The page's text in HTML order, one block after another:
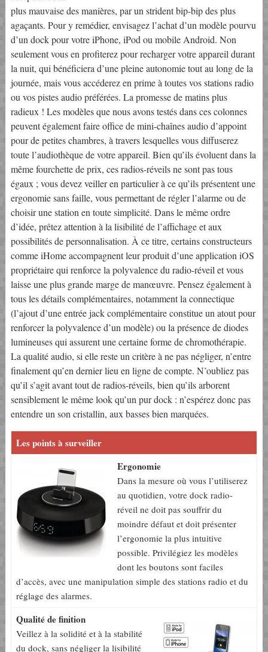
plus mauvaise des manières, par un strident bip-bip des plus
agaçants. Pour y remédier, envisagez l’achat d’un modèle pourvu
d’un dock pour votre iPhone, iPod ou mobile Android. Non
seulement vous en profiterez pour recharger votre appareil durant
la nuit, qui bénéficiera d’une pleine autonomie tout au long de la
journée, mais vous accéderez en prime à toutes vos stations radio
ou vos pistes audio préférées. La promesse de matins plus
radieux ! Les modèles que nous avons testés dans ces colonnes
peuvent également faire office de mini-chaînes audio d’appoint
pour de petites chambres, à travers lesquelles vous diffuserez
toute l’audiothèque de votre appareil. Bien qu’ils évoluent dans la
même fourchette de prix, ces radios-réveils ne sont pas tous
égaux ; vous devez veiller en particulier à ce qu’ils présentent une
ergonomie sans faille, vous permettant de régler l’alarme ou de
choisir une station en toute simplicité. Dans le même ordre
d’idée, prêtez attention à la lisibilité de l’affichage et aux
possibilités de personnalisation. À ce titre, certains constructeurs
comme iHome accompagnent leur produit d’une application iOS
propriétaire qui renforce la polyvalence du radio-réveil et vous
laisse une plus grande marge de manœuvre. Pensez également à
tous les détails complémentaires, notamment la connectique
(l’ajout d’une entrée jack complémentaire constitue un atout pour
renforcer la polyvalence d’un modèle) ou la présence de diodes
lumineuses qui assurent une certaine forme de chromothérapie.
La qualité audio, si elle reste un critère à ne pas négliger, n’entre
finalement qu’en dernier lieu en ligne de compte. N’oubliez pas
qu’il s’agit avant tout de radios-réveils, bien qu’ils arborent
sensiblement le même look qu’un pur dock : n’espérez donc pas
entendre un son cristallin, aux basses bien marquées.
Les points à surveiller
Ergonomie
Dans la mesure où vous l’utiliserez
au quotidien, votre dock radio-
réveil ne doit pas souffrir du
moindre défaut et doit présenter
l’ergonomie la plus intuitive
possible. Privilégiez les modèles
dont les boutons sont faciles
d’accès, avec une manipulation simple des stations radio et du
réglage des alarmes.
Qualité de finition
Veillez à la solidité et à la stabilité
du dock, sans négliger la lisibilité